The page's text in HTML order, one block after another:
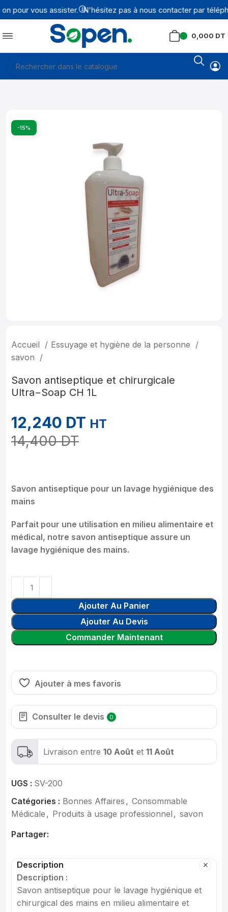
pour vous assister. N'hésitez pas à nous contacter par
0,000 DT
-15%
Accueil
Essuyage et hygiène de la personne
savon
Savon antiseptique et chirurgicale
Ultra−Soap CH 1L
12,240 DT HT
14,400DT
Savon antiseptique pour un lavage hygiénique des
mains
Parfait pour une utilisation en milieu alimentaire et
médical, notre savon antiseptique assure un
lavage hygiénique des mains.
Ajouter Au Panier
Ajouter Au Devis
Commander Maintenant
Ajouter à mes favoris
Consulter le devis 0
Livraison entre 10 Août et 11 Août
UGS : SV-200
Catégories : Bonnes Affaires , Consommable
Médicale , Produits à usage professionnel , savon
Partager:
Description
Description :
Savon antiseptique pour le lavage hygiénique et
chirurgical des mains en milieu alimentaire et